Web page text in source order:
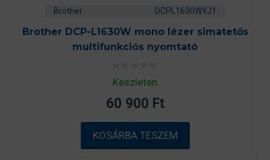
Brother DCPL1630WYJ1
Brother DCP-L1630W mono lézer simatetős
multifunkciós nyomtató
0
a
5
-
ő
l
Készleten
60 900 Ft
KOSÁRBA TESZEM